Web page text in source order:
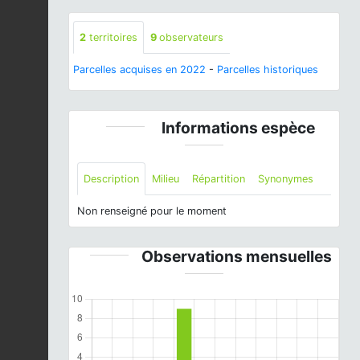
2 territoires 9 observateurs
Parcelles acquises en 2022 - Parcelles historiques
Informations espèce
Description Milieu Répartition Synonymes
Non renseigné pour le moment
Observations mensuelles